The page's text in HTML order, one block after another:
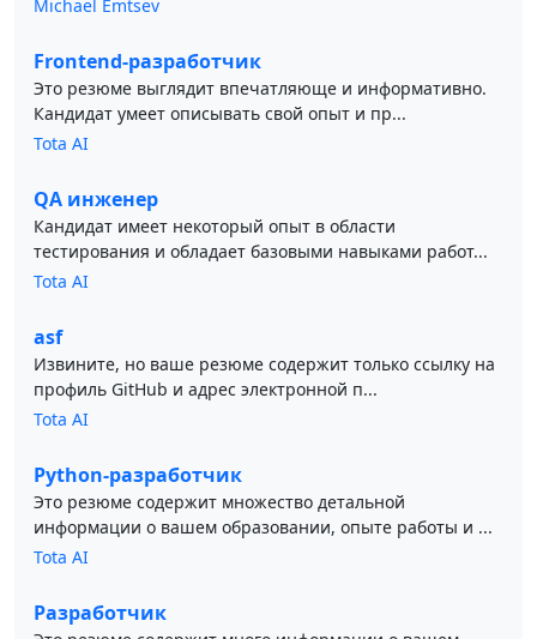
Michael Emtsev
Frontend-разработчик
Это резюме выглядит впечатляюще и информативно.
Кандидат умеет описывать свой опыт и пр...
Tota AI
QA инженер
Кандидат имеет некоторый опыт в области
тестирования и обладает базовыми навыками работ...
Tota AI
asf
Извините, но ваше резюме содержит только ссылку на
профиль GitHub и адрес электронной п...
Tota AI
Python-разработчик
Это резюме содержит множество детальной
информации о вашем образовании, опыте работы и ...
Tota AI
Разработчик